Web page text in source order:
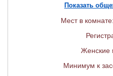
Показать
Мест в
Женские
Минимум к